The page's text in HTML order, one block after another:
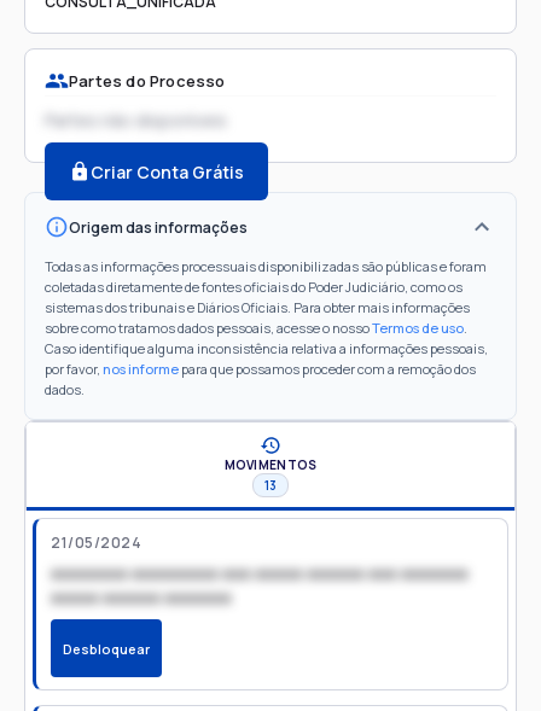
Partes do Processo
Partes não disponíveis
Criar Conta Grátis
Origem das informações
Todas as informações processuais disponibilizadas são públicas e foram
coletadas diretamente de fontes oficiais do Poder Judiciário, como os
sistemas dos tribunais e Diários Oficiais. Para obter mais informações
sobre como tratamos dados pessoais, acesse o nossoTermos de uso.
Caso identifique alguma inconsistência relativa a informações pessoais,
por favor, nos informe para que possamos proceder com a remoção dos
dados.
MOVIMENTOS
13
21/05/2024
xxxxxxxx xxxxxxxxx xxx xxxxx xxxxxx xxx xxxxxxx
xxxxx xxxxxx xxxxxxx
Desbloquear